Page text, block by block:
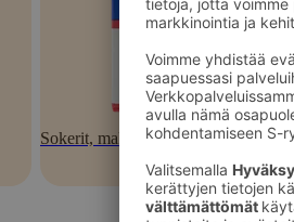
Sokerit, makeutusaineet ja hunaja